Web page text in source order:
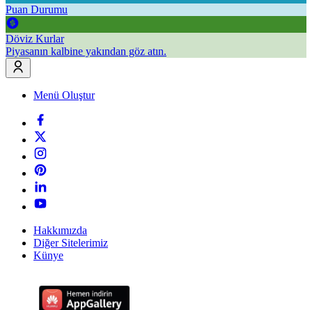
Puan Durumu
Döviz Kurlar
Piyasanın kalbine yakından göz atın.
Menü Oluştur
Hakkımızda
Diğer Sitelerimiz
Künye